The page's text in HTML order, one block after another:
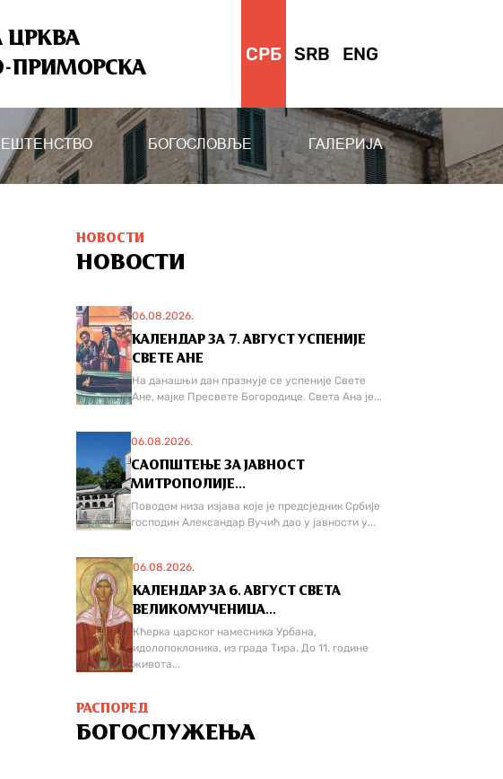
ЦРКВА
ПРИМОРСКА
СРБ SRB ENG
БОГОСЛОВЉЕ ГАЛЕРИЈА
НОВОСТИ
НОВОСТИ
06.08.2026.
КАЛЕНДАР ЗА 7. АВГУСТ УСПЕНИЈЕ
СВЕТЕ АНЕ
На данашњи дан празнује се успеније Свете
Ане, мајке Пресвете Богородице. Света Ана је...
06.08.2026.
САОПШТЕЊЕ ЗА ЈАВНОСТ
МИТРОПОЛИЈЕ...
Поводом низа изјава које је предсједник Србије
господин Александар Вучић дао у јавности у...
06.08.2026.
КАЛЕНДАР ЗА 6. АВГУСТ СВЕТА
ВЕЛИКОМУЧЕНИЦА...
Кћерка царског намесника Урбана,
идолопоклоника, из града Тира. До 11. године
живота...
РАСПОРЕД
БОГОСЛУЖЕЊА